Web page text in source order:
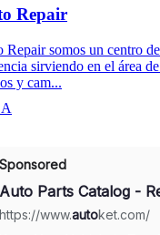
Repair
somos un centro
sirviendo en el área
y cam...